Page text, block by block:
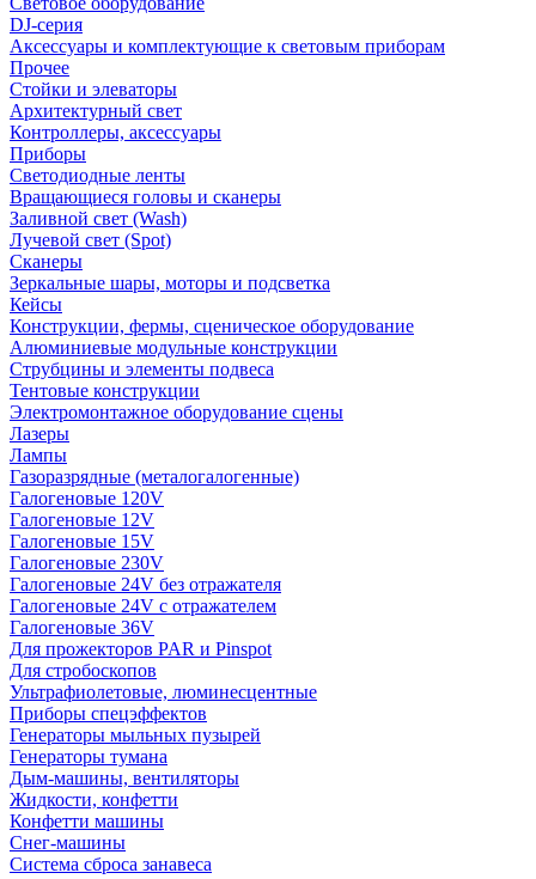
DJ-серия
Аксессуары и комплектующие к световым приборам
Прочее
Стойки и элеваторы
Архитектурный свет
Контроллеры, аксессуары
Приборы
Светодиодные ленты
Вращающиеся головы и сканеры
Заливной свет (Wash)
Лучевой свет (Spot)
Сканеры
Зеркальные шары, моторы и подсветка
Кейсы
Конструкции, фермы, сценическое оборудование
Алюминиевые модульные конструкции
Струбцины и элементы подвеса
Тентовые конструкции
Электромонтажное оборудование сцены
Лазеры
Лампы
Газоразрядные (металогалогенные)
Галогеновые 120V
Галогеновые 12V
Галогеновые 15V
Галогеновые 230V
Галогеновые 24V без отражателя
Галогеновые 24V с отражателем
Галогеновые 36V
Для прожекторов PAR и Pinspot
Для стробоскопов
Ультрафиолетовые, люминесцентные
Приборы спецэффектов
Генераторы мыльных пузырей
Генераторы тумана
Дым-машины, вентиляторы
Жидкости, конфетти
Конфетти машины
Снег-машины
Система сброса занавеса